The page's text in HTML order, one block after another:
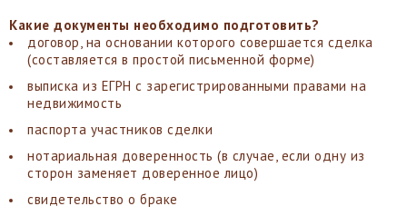
Какие документы необходимо подготовить?
договор, на основании которого совершается сделка
(составляется в простой письменной форме)
выписка из ЕГРН с зарегистрированными правами на
недвижимость
паспорта участников сделки
нотариальная доверенность (в случае, если одну из
сторон заменяет доверенное лицо)
свидетельство о браке